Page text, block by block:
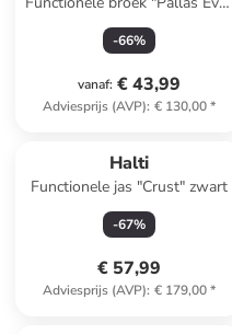
zwart
-66%
vanaf: € 43,99
Adviesprijs (AVP): € 130,00*
Halti
Functionele jas "Crust" zwart
-67%
€ 57,99
Adviesprijs (AVP): € 179,00*